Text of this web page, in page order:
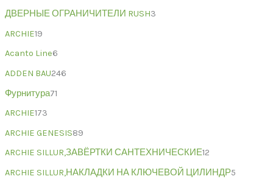
ДВЕРНЫЕ ОГРАНИЧИТЕЛИ RUSH3
ARCHIE19
Acanto Line6
ADDEN BAU246
Фурнитура71
ARCHIE173
ARCHIE GENESIS89
ARCHIE SILLUR,ЗАВЁРТКИ САНТЕХНИЧЕСКИЕ12
ARCHIE SILLUR,НАКЛАДКИ НА КЛЮЧЕВОЙ ЦИЛИНДР5